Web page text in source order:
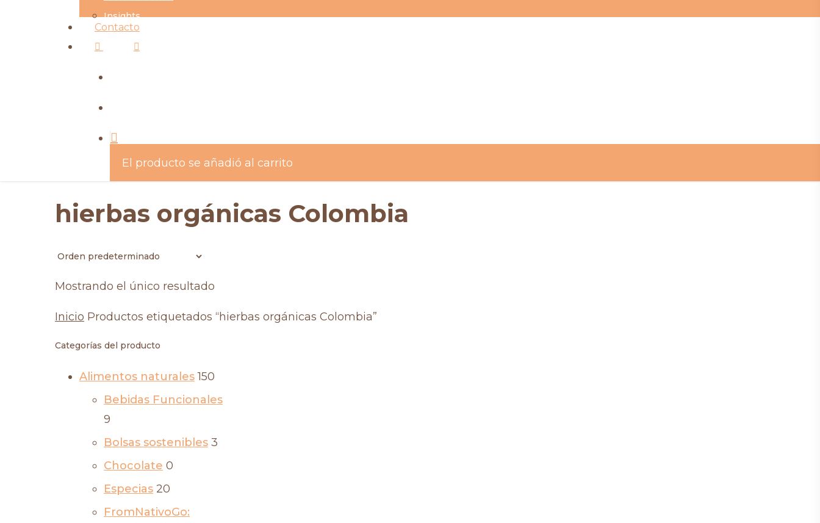
Insights
Contacto
facebookinstagram
El producto se añadió al carrito
hierbas orgánicas Colombia
Mostrando el único resultado
Inicio Productos etiquetados “hierbas orgánicas Colombia”
Categorías del producto
Alimentos naturales 150
Bebidas Funcionales
9
Bolsas sostenibles 3
Chocolate 0
Especias 20
FromNativoGo: